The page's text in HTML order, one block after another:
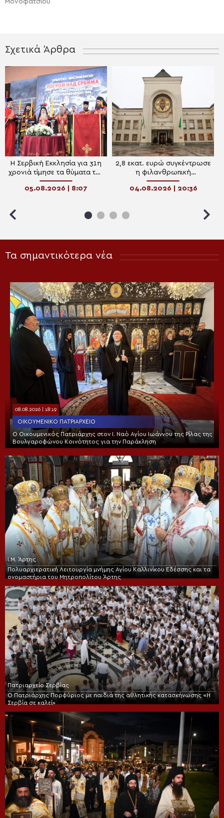
Μονοφατσίου
Σχετικά Άρθρα
Η Σερβική Εκκλησία για 31η
χρονιά τίμησε τα θύματα της
“Καταιγίδας” – Το μήνυμα
ειρήνης, σεβασμού και
05.08.2026 | 8:07
2,8 εκατ. ευρώ συγκέντρωσε
η φιλανθρωπική
διαδικτυακή πλατφόρμα του
Πατριαρχείου Μόσχας
04.08.2026 | 20:36
Τα σημαντικότερα νέα
08.08.2026 | 18:19
ΟΙΚΟΥΜΕΝΙΚΌ ΠΑΤΡΙΑΡΧΕΊΟ
Ο Οικουμενικός Πατριάρχης στον I. Ναό Αγίου Ιωάννου της Ρίλας της
Βουλγαροφώνου Κοινότητος για την Παράκληση
Ι.Μ. Άρτης
Πολυαρχιερατική Λειτουργία μνήμης Αγίου Καλλινίκου Εδέσσης και τα
ονομαστήρια του Μητροπολίτου Άρτης
Πατριαρχείο Σερβίας
Ο Πατριάρχης Πορφύριος με παιδιά της αθλητικής κατασκήνωσης «Η
Σερβία σε καλεί»